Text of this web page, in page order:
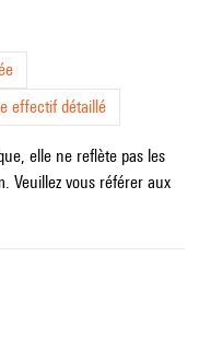
effectif détaillé
elle ne reflète pas les
Veuillez vous référer aux